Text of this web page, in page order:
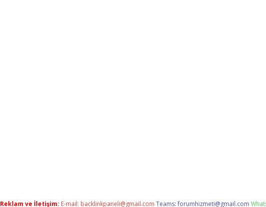
Reklam ve İletişim: E-mail: backlinkpaneli@gmail.com Teams:forumhizmeti@gmail.com